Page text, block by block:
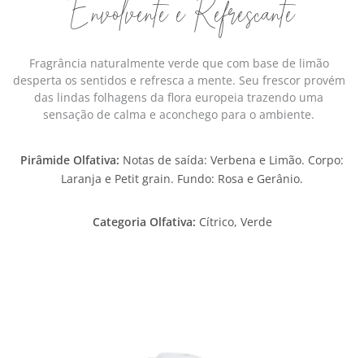
Envolvente e Refrescante
Fragrância naturalmente verde que com base de limão
desperta os sentidos e refresca a mente. Seu frescor provém
das lindas folhagens da flora europeia trazendo uma
sensação de calma e aconchego para o ambiente.
Pirâmide Olfativa: Notas de saída: Verbena e Limão. Corpo:
Laranja e Petit grain. Fundo: Rosa e Gerânio.
Categoria Olfativa: ​ Cítrico, Verde